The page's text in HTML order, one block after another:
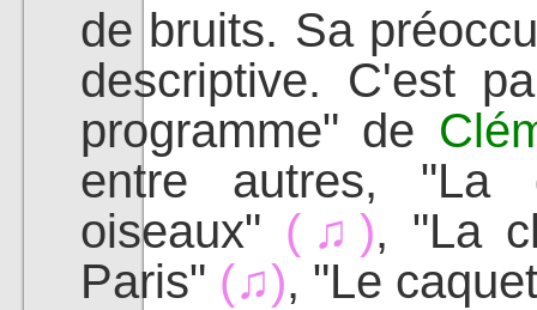
de bruits. Sa
descriptive. C'est
programme" de
entre autres, "La
oiseaux" (♫), "La
Paris" (♫), "Le